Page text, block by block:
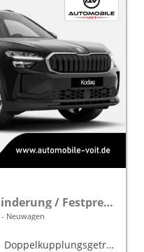
Selection 50% Schwerbehinderung / Festpreisgarantie* Modelljahr 2.0 TDI 150PS DSG "Sonderangebot bei Schwerbehinderung" frei konfigurierbar!
Neuwagen
Doppelkupplungsgetriebe (DSG)